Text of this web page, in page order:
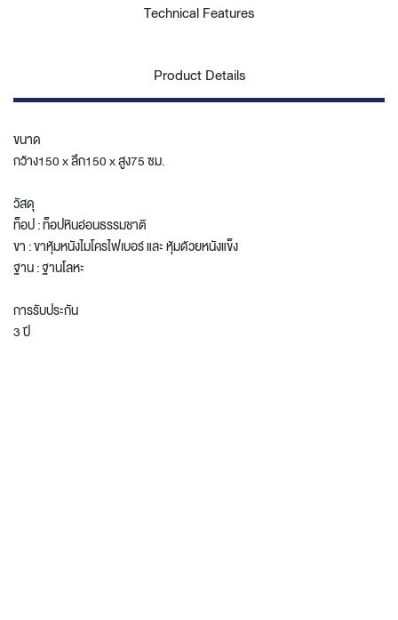
Technical Features
Product Details
ขนาด
กว้าง150 x ลึก150 x สูง75 ซม.
วัสดุ
ท็อป : ท็อปหินอ่อนธรรมชาติ
ขา : ขาหุ้มหนังไมโครไฟเบอร์ และ หุ้มด้วยหนังแข็ง
ฐาน : ฐานโลหะ
การรับประกัน
3 ปี